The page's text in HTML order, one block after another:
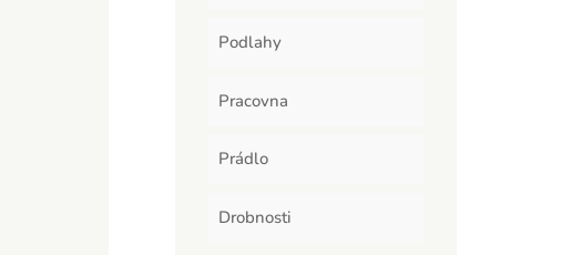
Podlahy
Pracovna
Prádlo
Drobnosti